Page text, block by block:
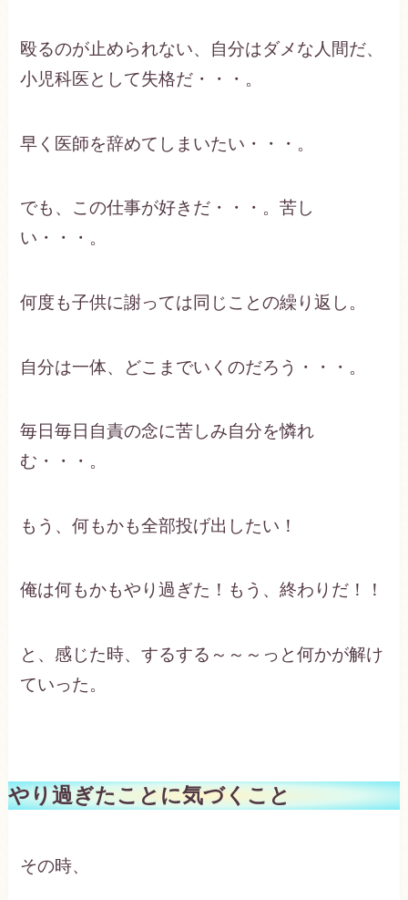
殴るのが止められない、自分はダメな人間だ、
小児科医として失格だ・・・。
早く医師を辞めてしまいたい・・・。
でも、この仕事が好きだ・・・。苦し
い・・・。
何度も子供に謝っては同じことの繰り返し。
自分は一体、どこまでいくのだろう・・・。
毎日毎日自責の念に苦しみ自分を憐れ
む・・・。
もう、何もかも全部投げ出したい！
俺は何もかもやり過ぎた！もう、終わりだ！！
と、感じた時、するする～～～っと何かが解け
ていった。
やり過ぎたことに気づくこと
その時、